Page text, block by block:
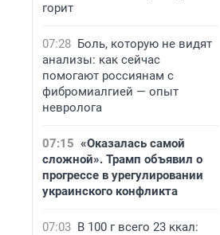
горит
07:28 Боль, которую не видят
анализы: как сейчас
помогают россиянам с
фибромиалгией — опыт
невролога
07:15 «Оказалась самой
сложной». Трамп объявил о
прогрессе в урегулировании
украинского конфликта
07:03 В 100 г всего 23 ккал: